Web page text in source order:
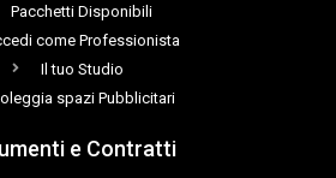
Pacchetti Disponibili
come Professionista
Il tuo Studio
spazi Pubblicitari
e Contratti